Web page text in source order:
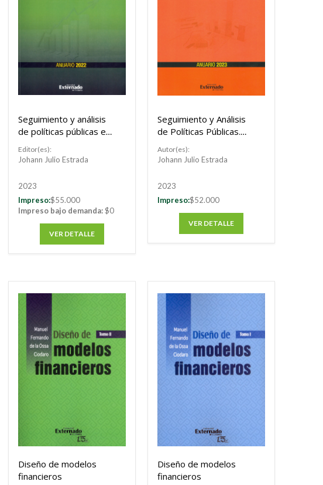
Seguimiento y análisis
de políticas públicas en
Editor(es):
Johann Julio Estrada
2023
Impreso:$55.000
Impreso bajo demanda:$0
VER DETALLE
Seguimiento y Análisis
de Políticas Públicas.
Autor(es):
Johann Julio Estrada
2023
Impreso:$52.000
VER DETALLE
Diseño de modelos
financieros
Diseño de modelos
financieros